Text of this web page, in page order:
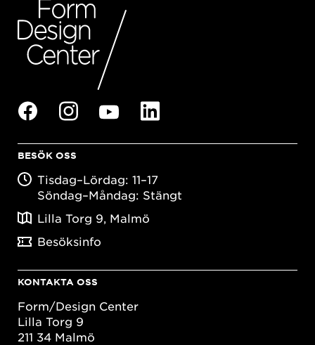
BESÖK OSS
Tisdag–Lördag: 11–17
Söndag–Måndag: Stängt
Lilla Torg 9, Malmö
Besöksinfo
KONTAKTA OSS
Form/Design Center
Lilla Torg 9
211 34 Malmö